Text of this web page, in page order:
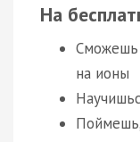
На
Сможешь
на ионы